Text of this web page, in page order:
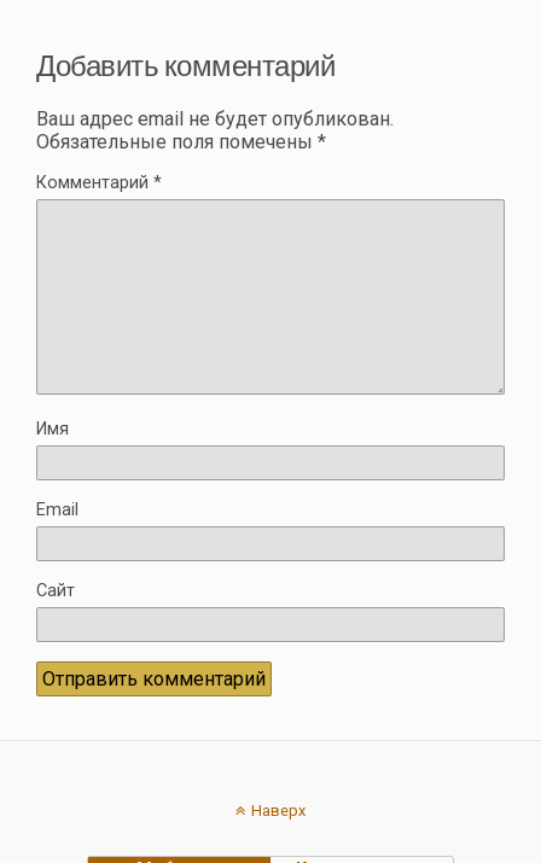
Добавить комментарий
Ваш адрес email не будет опубликован.
Обязательные поля помечены *
Комментарий *
Имя
Email
Сайт
Наверх